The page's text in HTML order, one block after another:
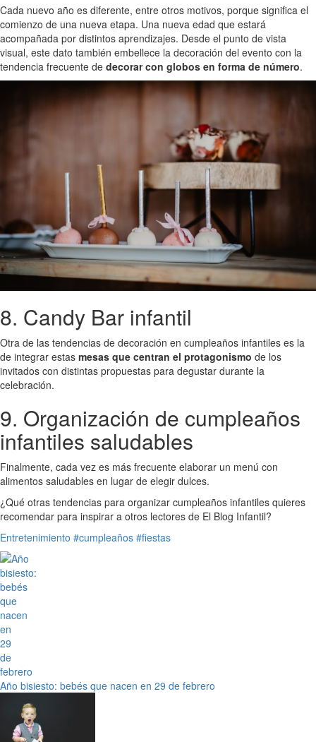
Cada nuevo año es diferente, entre otros motivos, porque significa el
comienzo de una nueva etapa. Una nueva edad que estará
acompañada por distintos aprendizajes. Desde el punto de vista
visual, este dato también embellece la decoración del evento con la
tendencia frecuente de decorar con globos en forma de número.
8. Candy Bar infantil
Otra de las tendencias de decoración en cumpleaños infantiles es la
de integrar estas mesas que centran el protagonismo de los
invitados con distintas propuestas para degustar durante la
celebración.
9. Organización de cumpleaños
infantiles saludables
Finalmente, cada vez es más frecuente elaborar un menú con
alimentos saludables en lugar de elegir dulces.
¿Qué otras tendencias para organizar cumpleaños infantiles quieres
recomendar para inspirar a otros lectores de El Blog Infantil?
Entretenimiento #cumpleaños #fiestas
Año bisiesto: bebés que nacen en 29 de febrero